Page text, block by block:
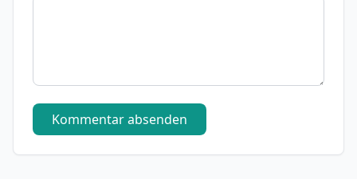
Kommentar absenden